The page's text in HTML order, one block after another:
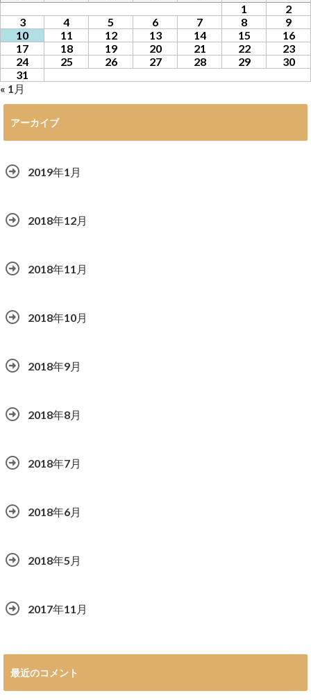
1
2
3
4 5 6 7 8
9
10
11 12 13 14 15
16
17
18 19 20 21 22
23
24
25 26 27 28 29
30
31
« 1月
アーカイブ
2019年1月
2018年12月
2018年11月
2018年10月
2018年9月
2018年8月
2018年7月
2018年6月
2018年5月
2017年11月
最近のコメント